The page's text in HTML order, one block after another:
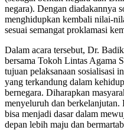
negara). Dengan diadakannya
menghidupkan kembali nilai-
sesuai semangat proklamasi
Dalam acara tersebut, Dr.
bersama Tokoh Lintas Agama
tujuan pelaksanaan sosialisasi
yang terkandung dalam
bernegara. Diharapkan
menyeluruh dan
bisa menjadi dasar dalam
depan lebih maju dan